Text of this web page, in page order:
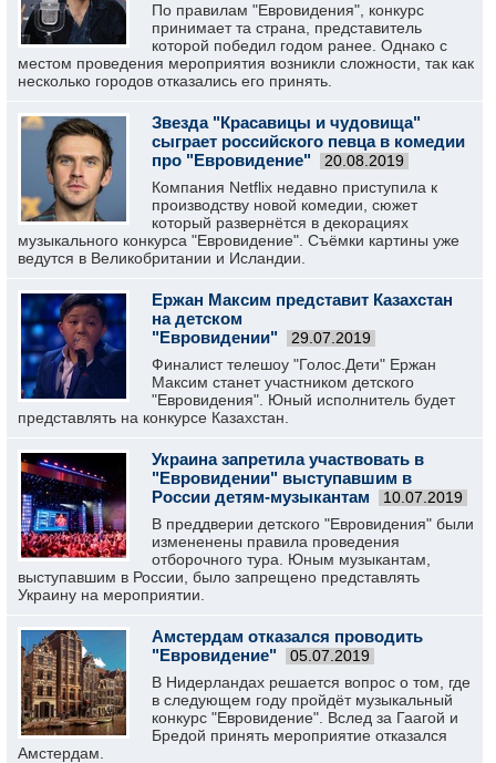
По правилам "Евровидения", конкурс
принимает та страна, представитель
которой победил годом ранее. Однако с
местом проведения мероприятия возникли сложности, так как
несколько городов отказались его принять.
Звезда "Красавицы и чудовища"
сыграет российского певца в комедии
про "Евровидение"
20.08.2019
Компания Netflix недавно приступила к
производству новой комедии, сюжет
который развернётся в декорациях
музыкального конкурса "Евровидение". Съёмки картины уже
ведутся в Великобритании и Исландии.
Ержан Максим представит Казахстан
на детском
"Евровидении"
29.07.2019
Финалист телешоу "Голос.Дети" Ержан
Максим станет участником детского
"Евровидения". Юный исполнитель будет
представлять на конкурсе Казахстан.
Украина запретила участвовать в
"Евровидении" выступавшим в
России детям-музыкантам
10.07.2019
В преддверии детского "Евровидения" были
измененены правила проведения
отборочного тура. Юным музыкантам,
выступавшим в России, было запрещено представлять
Украину на мероприятии.
Амстердам отказался проводить
"Евровидение"
05.07.2019
В Нидерландах решается вопрос о том, где
в следующем году пройдёт музыкальный
конкурс "Евровидение". Вслед за Гаагой и
Бредой принять мероприятие отказался
Амстердам.